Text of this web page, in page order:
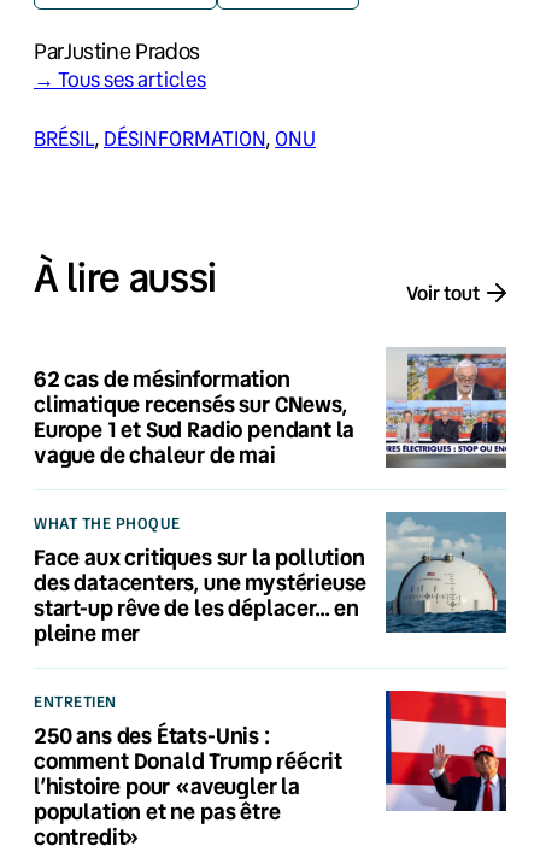
ParJustine Prados
→ Tous ses articles
BRÉSIL, DÉSINFORMATION, ONU
À lire aussi Voir tout
62 cas de mésinformation
climatique recensés sur CNews,
Europe 1 et Sud Radio pendant la
vague de chaleur de mai
WHAT THE PHOQUE
Face aux critiques sur la pollution
des datacenters, une mystérieuse
start-up rêve de les déplacer… en
pleine mer
ENTRETIEN
250 ans des États-Unis :
comment Donald Trump réécrit
l’histoire pour «aveugler la
population et ne pas être
contredit»